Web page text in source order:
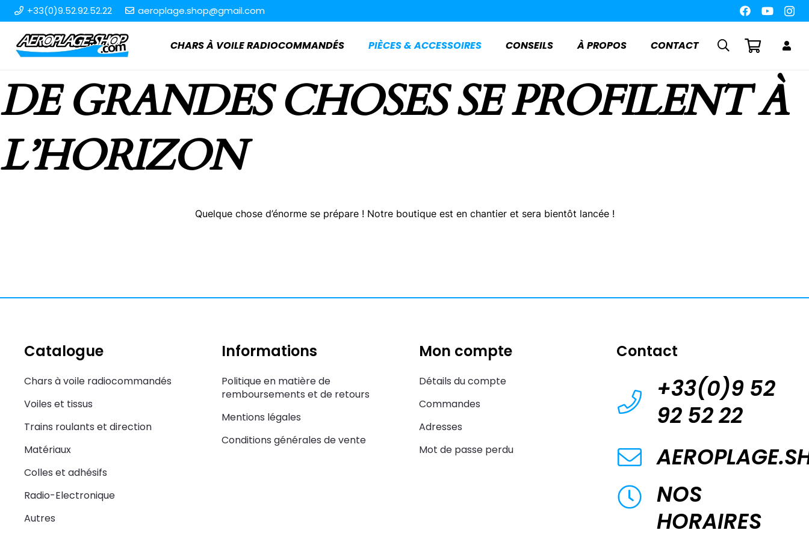
+33(0)9.52.92.52.22 aeroplage.shop@gmail.com
CHARS À VOILE RADIOCOMMANDÉS PIÈCES & ACCESSOIRES CONSEILS À PROPOS CONTACT
DE GRANDES CHOSES SE PROFILENT À
L’HORIZON
Quelque chose d’énorme se prépare ! Notre boutique est en chantier et sera bientôt lancée !
Catalogue
Chars à voile radiocommandés
Voiles et tissus
Trains roulants et direction
Matériaux
Colles et adhésifs
Radio-Electronique
Autres
Informations
Politique en matière de
remboursements et de retours
Mentions légales
Conditions générales de vente
Mon compte
Détails du compte
Commandes
Adresses
Mot de passe perdu
Contact
+33(0)9 52
92 52 22
NOS
HORAIRES